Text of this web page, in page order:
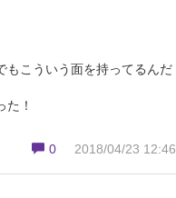
もこういう面を持ってるんだ
！
0
2018/04/23 12:46